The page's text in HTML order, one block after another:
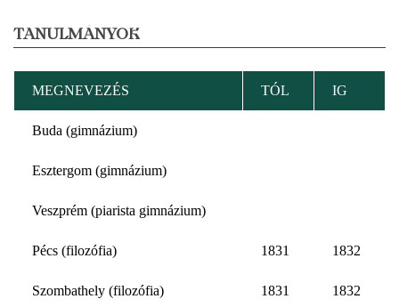
TANULMÁNYOK
MEGNEVEZÉS TÓL IG
Buda (gimnázium)
Esztergom (gimnázium)
Veszprém (piarista gimnázium)
Pécs (filozófia) 1831 1832
Szombathely (filozófia) 1831 1832